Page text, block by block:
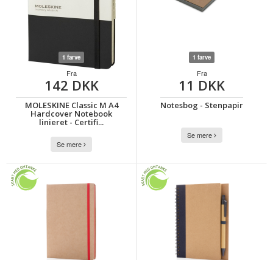
1 farve
Fra
142 DKK
MOLESKINE Classic M A4
Hardcover Notebook
linieret - Certifi...
Se mere
1 farve
Fra
11 DKK
Notesbog - Stenpapir
Se mere